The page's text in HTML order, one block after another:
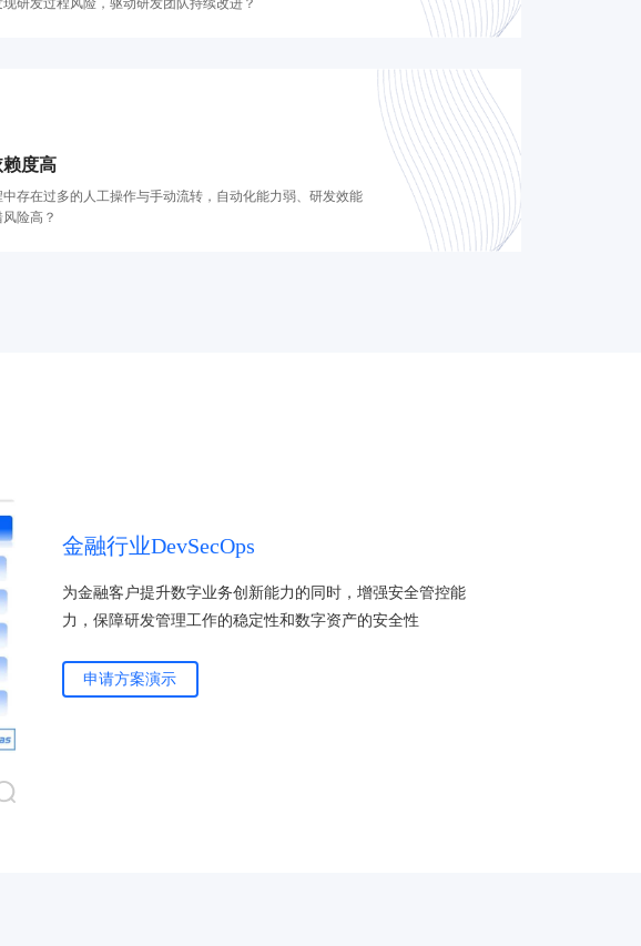
研发过程风险，驱动研发团队持续改进？
赖度高
中存在过多的人工操作与手动流转，自动化能力弱、研发效能
险高？
金融行业DevSecOps
为金融客户提升数字业务创新能力的同时，增强安全管控能
力，保障研发管理工作的稳定性和数字资产的安全性
申请方案演示